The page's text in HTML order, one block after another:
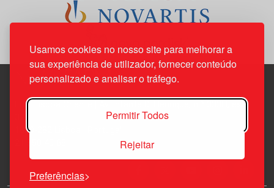
Usamos cookies no nosso site para melhorar a
sua experiência de utilizador, fornecer conteúdo
personalizado e analisar o tráfego.
Permitir Todos
Rejeitar
Preferências
Edif. Lisboa Oriente | Av. Infante D. Henrique, n.º 333H, esc.
1800-282 Lisboa | Portugal